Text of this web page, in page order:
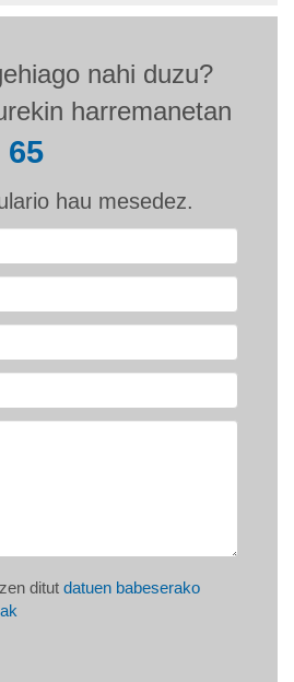
nahi duzu?
harremanetan
65
hau mesedez.
ditut datuen babeserako